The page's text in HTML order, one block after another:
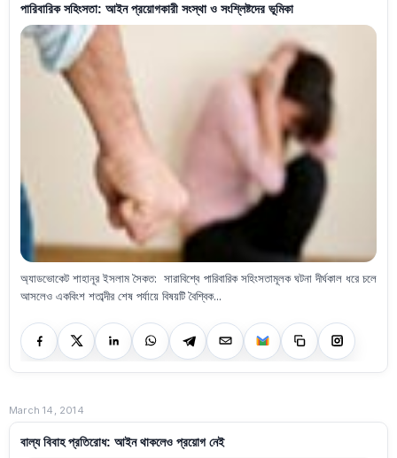
পারিবারিক সহিংসতা: আইন প্রয়োগকারী সংস্থা ও সংশ্লিষ্টদের ভূমিকা
অ্যাডভোকেট শাহানূর ইসলাম সৈকত: সারাবিশ্বে পারিবারিক সহিংসতামূলক ঘটনা দীর্ঘকাল ধরে চলে
আসলেও একবিংশ শতাব্দীর শেষ পর্যায়ে বিষয়টি বৈশ্বিক...
March 14, 2014
বাল্য বিবাহ প্রতিরোধ: আইন থাকলেও প্রয়োগ নেই